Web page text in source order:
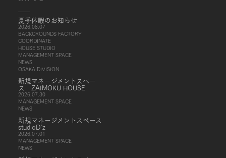
夏季休暇のお知らせ
2026.08.07
BACKGROUNDS FACTORY
COORDINATE
HOUSE STUDIO
MANAGEMENT SPACE
NEWS
OSAKA DIVISION
新規マネージメントスペー
ス ZAIMOKU HOUSE
2026.07.30
MANAGEMENT SPACE
NEWS
新規マネージメントスペース
studioD’z
2026.07.01
MANAGEMENT SPACE
NEWS